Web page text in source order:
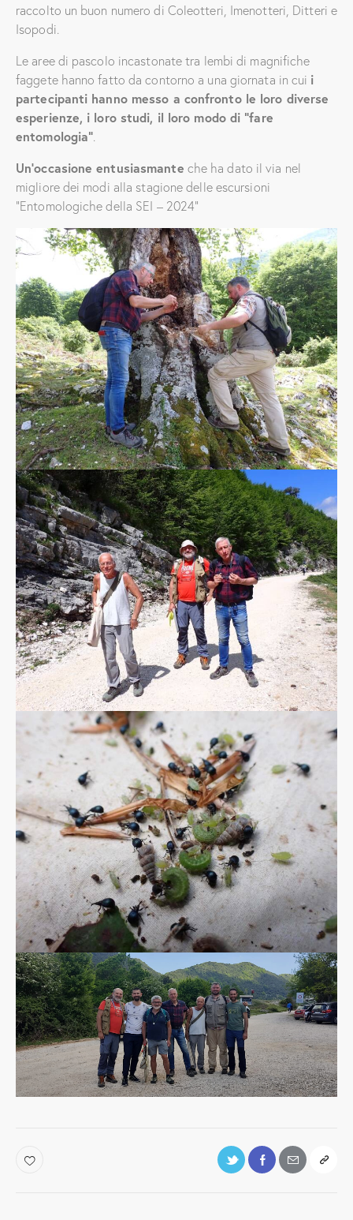
raccolto un buon numero di Coleotteri, Imenotteri, Ditteri e
Isopodi.
Le aree di pascolo incastonate tra lembi di magnifiche
faggete hanno fatto da contorno a una giornata in cui i
partecipanti hanno messo a confronto le loro diverse
esperienze, i loro studi, il loro modo di “fare
entomologia”
Un’occasione entusiasmante che ha dato il via nel
migliore dei modi alla stagione delle escursioni
“Entomologiche della SEI – 2024”